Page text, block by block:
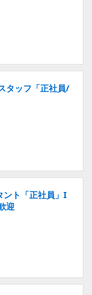
タッフ「正社員/
ント「正社員」I
迎